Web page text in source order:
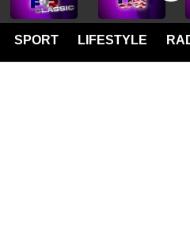
SPORT LIFESTYLE